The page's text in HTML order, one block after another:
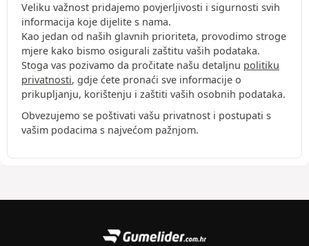
Veliku važnost pridajemo povjerljivosti i sigurnosti svih
informacija koje dijelite s nama.
Kao jedan od naših glavnih prioriteta, provodimo stroge
mjere kako bismo osigurali zaštitu vaših podataka.
Stoga vas pozivamo da pročitate našu detaljnu politiku
privatnosti, gdje ćete pronaći sve informacije o
prikupljanju, korištenju i zaštiti vaših osobnih podataka.
Obvezujemo se poštivati vašu privatnost i postupati s
vašim podacima s najvećom pažnjom.